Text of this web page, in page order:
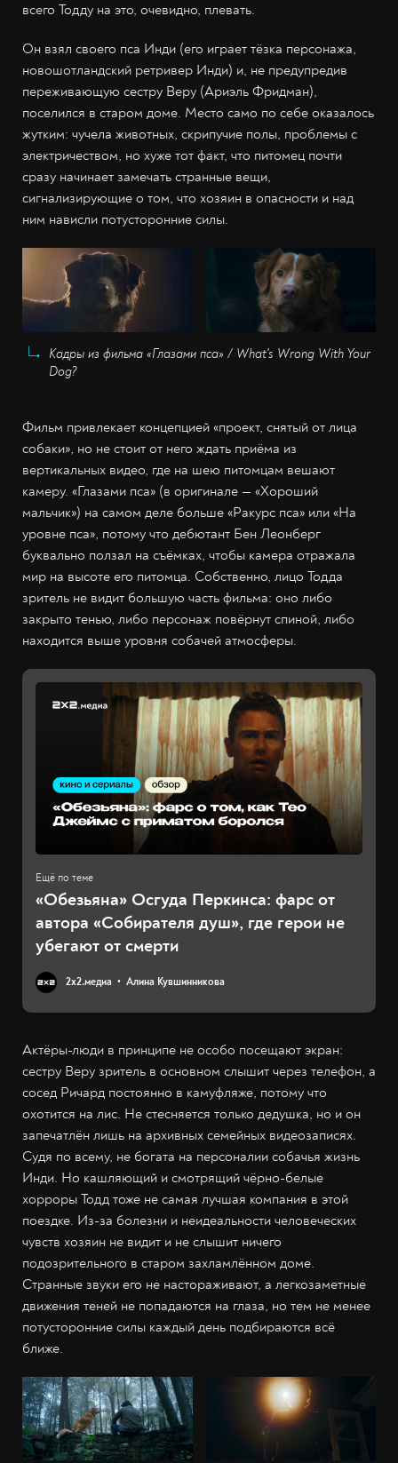
всего Тодду на это, очевидно, плевать.
Он взял своего пса Инди (его играет тёзка персонажа,
новошотландский ретривер Инди) и, не предупредив
переживающую сестру Веру (Ариэль Фридман),
поселился в старом доме. Место само по себе оказалось
жутким: чучела животных, скрипучие полы, проблемы с
электричеством, но хуже тот факт, что питомец почти
сразу начинает замечать странные вещи,
сигнализирующие о том, что хозяин в опасности и над
ним нависли потусторонние силы.
Кадры из фильма «Глазами пса» / What's Wrong With Your
Dog?
Фильм привлекает концепцией «проект, снятый от лица
собаки», но не стоит от него ждать приёма из
вертикальных видео, где на шею питомцам вешают
камеру. «Глазами пса» (в оригинале — «Хороший
мальчик») на самом деле больше «Ракурс пса» или «На
уровне пса», потому что дебютант Бен Леонберг
буквально ползал на съёмках, чтобы камера отражала
мир на высоте его питомца. Собственно, лицо Тодда
зритель не видит большую часть фильма: оно либо
закрыто тенью, либо персонаж повёрнут спиной, либо
находится выше уровня собачей атмосферы.
«Обезьяна» Осгуда Перкинса: фарс от
автора «Собирателя душ», где герои не
убегают от смерти
2х2.медиа Алина Кувшинникова
Актёры-люди в принципе не особо посещают экран:
сестру Веру зритель в основном слышит через телефон, а
сосед Ричард постоянно в камуфляже, потому что
охотится на лис. Не стесняется только дедушка, но и он
запечатлён лишь на архивных семейных видеозаписях.
Судя по всему, не богата на персоналии собачья жизнь
Инди. Но кашляющий и смотрящий чёрно-белые
хорроры Тодд тоже не самая лучшая компания в этой
поездке. Из-за болезни и неидеальности человеческих
чувств хозяин не видит и не слышит ничего
подозрительного в старом захламлённом доме.
Странные звуки его не настораживают, а легкозаметные
движения теней не попадаются на глаза, но тем не менее
потусторонние силы каждый день подбираются всё
ближе.